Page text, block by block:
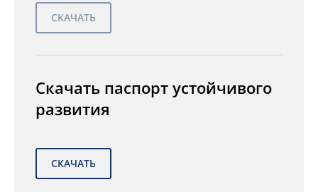
Скачать паспорт устойчивого
развития